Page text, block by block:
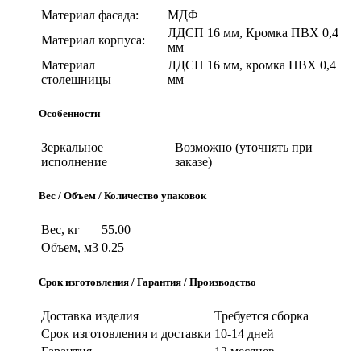
Материал фасада:
МДФ
Материал корпуса:
ЛДСП 16 мм, Кромка ПВХ 0,4
мм
Материал
столешницы
ЛДСП 16 мм, кромка ПВХ 0,4
мм
Особенности
Зеркальное
исполнение
Возможно (уточнять при
заказе)
Вес / Объем / Количество упаковок
Вес, кг
55.00
Объем, м3 0.25
Срок изготовления / Гарантия / Производство
Доставка изделия
Требуется сборка
Срок изготовления и доставки 10-14 дней